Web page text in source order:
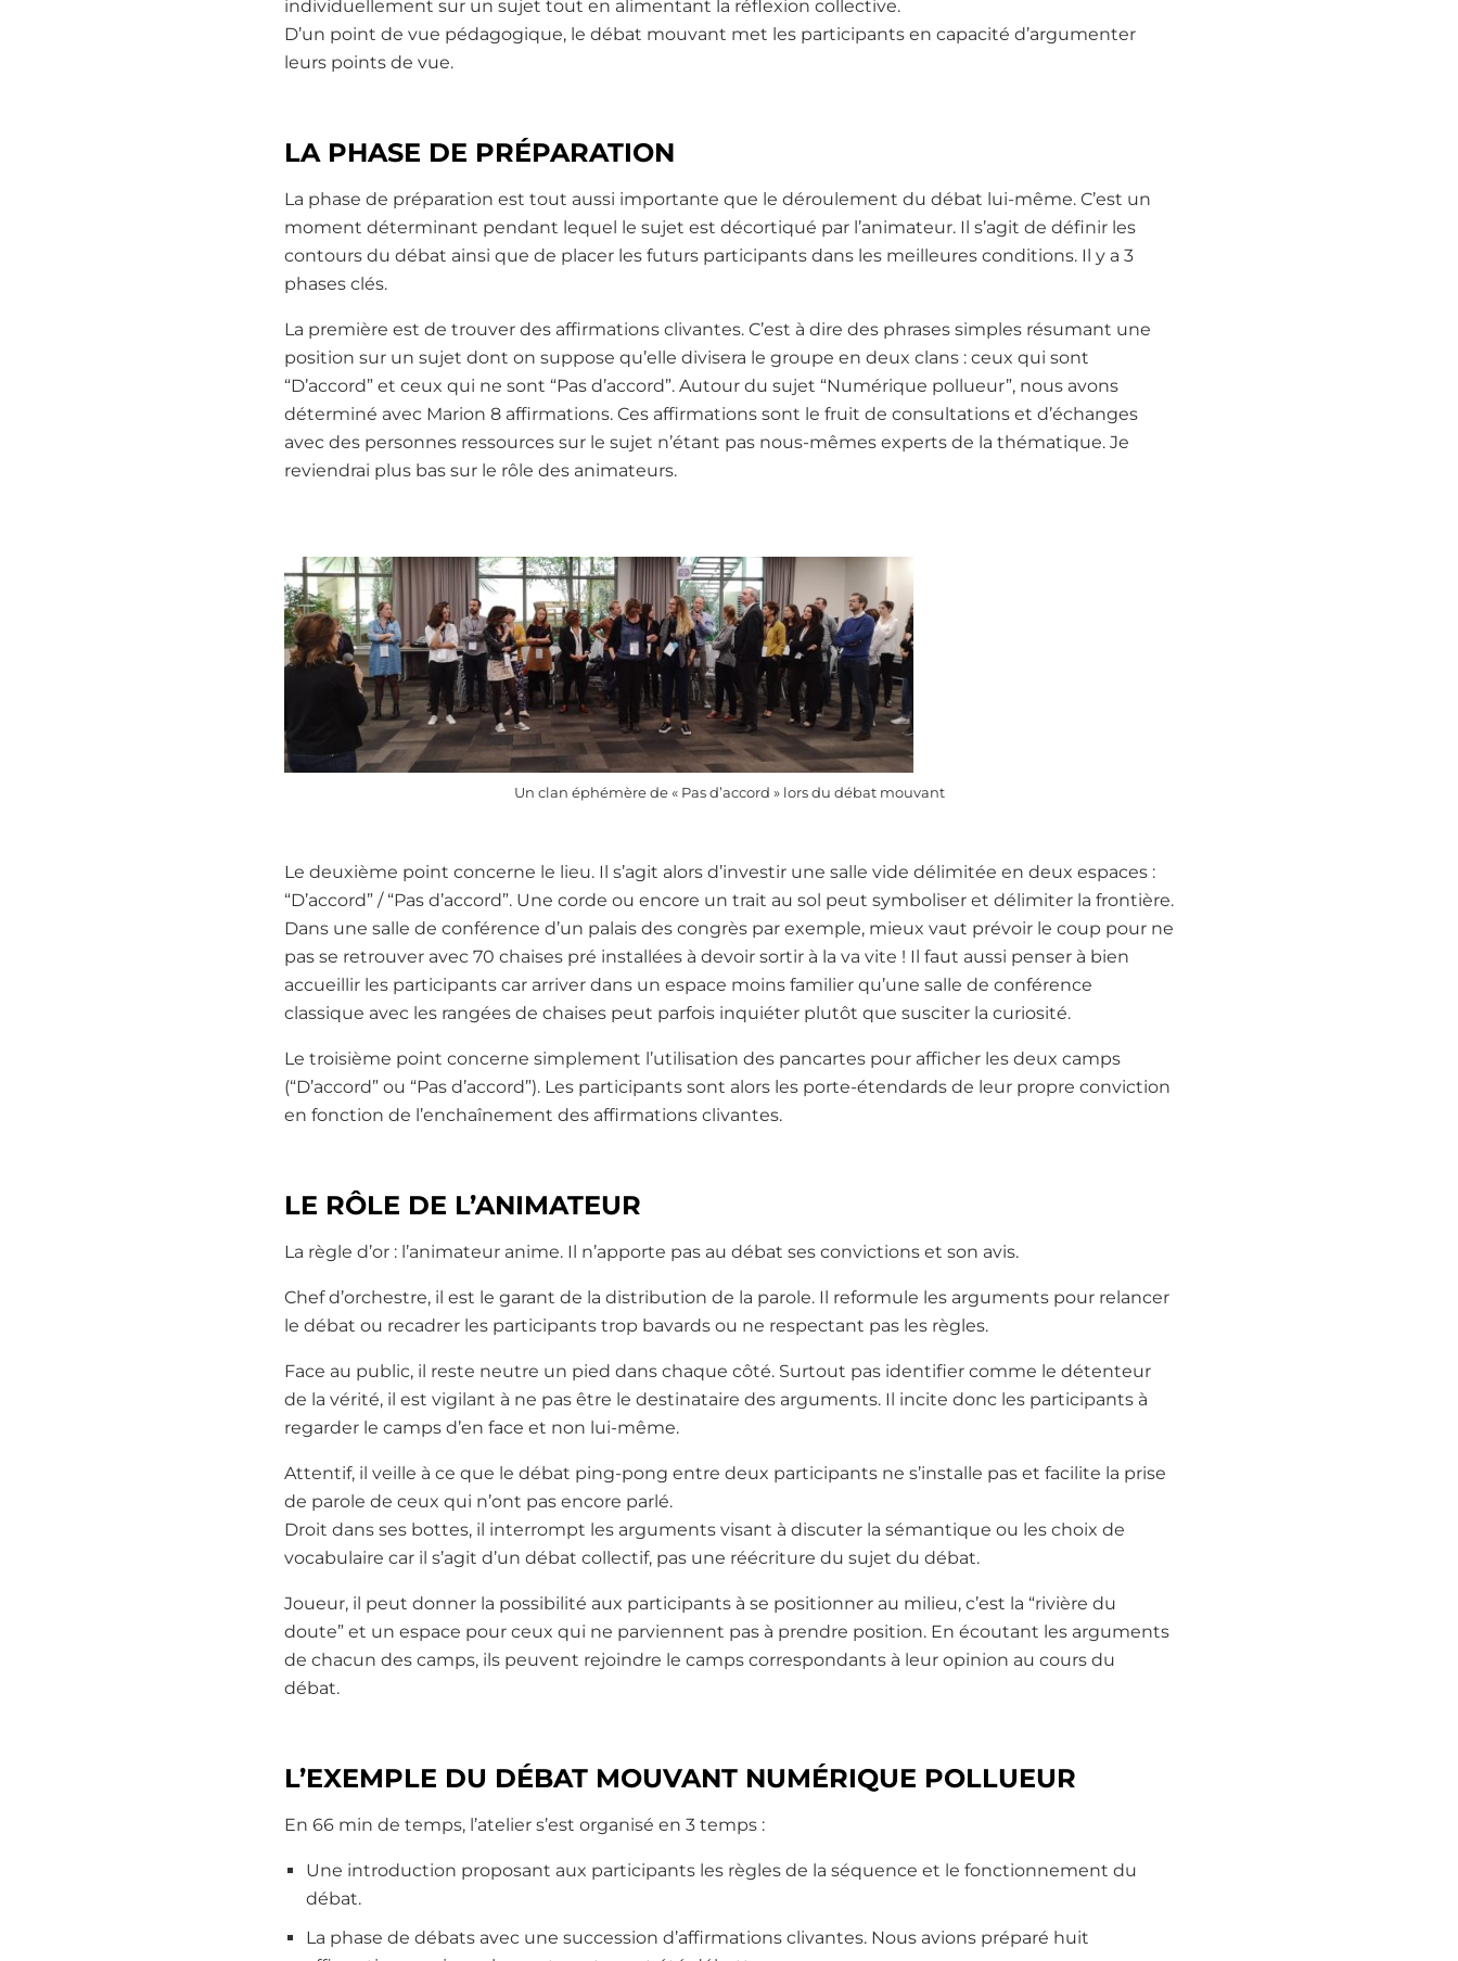
individuellement sur un sujet tout en alimentant la réflexion collective.
D’un point de vue pédagogique, le débat mouvant met les participants en capacité d’argumenter
leurs points de vue.
LA PHASE DE PRÉPARATION
La phase de préparation est tout aussi importante que le déroulement du débat lui-même. C’est un
moment déterminant pendant lequel le sujet est décortiqué par l’animateur. Il s’agit de définir les
contours du débat ainsi que de placer les futurs participants dans les meilleures conditions. Il y a 3
phases clés.
La première est de trouver des affirmations clivantes. C’est à dire des phrases simples résumant une
position sur un sujet dont on suppose qu’elle divisera le groupe en deux clans : ceux qui sont
“D’accord” et ceux qui ne sont “Pas d’accord”. Autour du sujet “Numérique pollueur”, nous avons
déterminé avec Marion 8 affirmations. Ces affirmations sont le fruit de consultations et d’échanges
avec des personnes ressources sur le sujet n’étant pas nous-mêmes experts de la thématique. Je
reviendrai plus bas sur le rôle des animateurs.
Un clan éphémère de « Pas d’accord » lors du débat mouvant
Le deuxième point concerne le lieu. Il s’agit alors d’investir une salle vide délimitée en deux espaces :
“D’accord” / “Pas d’accord”. Une corde ou encore un trait au sol peut symboliser et délimiter la frontière.
Dans une salle de conférence d’un palais des congrès par exemple, mieux vaut prévoir le coup pour ne
pas se retrouver avec 70 chaises pré installées à devoir sortir à la va vite ! Il faut aussi penser à bien
accueillir les participants car arriver dans un espace moins familier qu’une salle de conférence
classique avec les rangées de chaises peut parfois inquiéter plutôt que susciter la curiosité.
Le troisième point concerne simplement l’utilisation des pancartes pour afficher les deux camps
(“D’accord” ou “Pas d’accord”). Les participants sont alors les porte-étendards de leur propre conviction
en fonction de l’enchaînement des affirmations clivantes.
LE RÔLE DE L’ANIMATEUR
La règle d’or : l’animateur anime. Il n’apporte pas au débat ses convictions et son avis.
Chef d’orchestre, il est le garant de la distribution de la parole. Il reformule les arguments pour relancer
le débat ou recadrer les participants trop bavards ou ne respectant pas les règles.
Face au public, il reste neutre un pied dans chaque côté. Surtout pas identifier comme le détenteur
de la vérité, il est vigilant à ne pas être le destinataire des arguments. Il incite donc les participants à
regarder le camps d’en face et non lui-même.
Attentif, il veille à ce que le débat ping-pong entre deux participants ne s’installe pas et facilite la prise
de parole de ceux qui n’ont pas encore parlé.
Droit dans ses bottes, il interrompt les arguments visant à discuter la sémantique ou les choix de
vocabulaire car il s’agit d’un débat collectif, pas une réécriture du sujet du débat.
Joueur, il peut donner la possibilité aux participants à se positionner au milieu, c’est la “rivière du
doute” et un espace pour ceux qui ne parviennent pas à prendre position. En écoutant les arguments
de chacun des camps, ils peuvent rejoindre le camps correspondants à leur opinion au cours du
débat.
L’EXEMPLE DU DÉBAT MOUVANT NUMÉRIQUE POLLUEUR
En 66 min de temps, l’atelier s’est organisé en 3 temps :
Une introduction proposant aux participants les règles de la séquence et le fonctionnement du
débat.
La phase de débats avec une succession d’affirmations clivantes. Nous avions préparé huit